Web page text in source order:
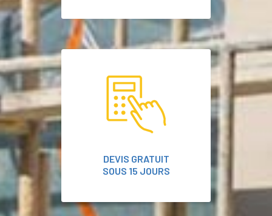
DEVIS GRATUIT
SOUS 15 JOURS